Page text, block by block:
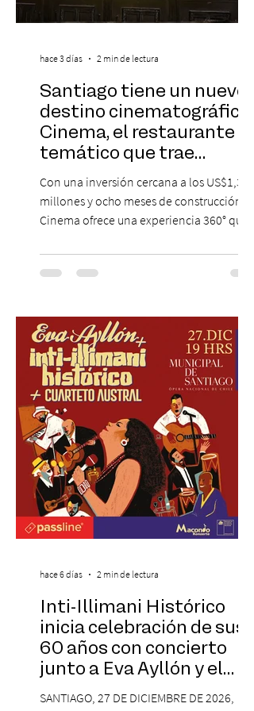
Santiago tiene un nuevo
destino cinematográfico:
Cinema, el restaurante
temático que trae
Hollywood a Chile
Con una inversión cercana a los US$1,3
millones y ocho meses de construcción,
Cinema ofrece una experiencia 360° que
cinematográfica y actores en vivo,
recreando algunos de los universos más
una nueva atracción a su oferta
gastronómica y turística con la apertura de
Cinema, un restaurante temático
inspirado en el concepto de un museo de
Hollywood, que promete transportar a sus
visitantes a distintos
hace 3 días 2 min de lectura
Inti-Illimani Histórico
inicia celebración de sus
60 años con concierto
junto a Eva Ayllón y el
Cuarteto Austral en el
SANTIAGO, 27 DE DICIEMBRE DE 2026,
hace 6 días 2 min de lectura